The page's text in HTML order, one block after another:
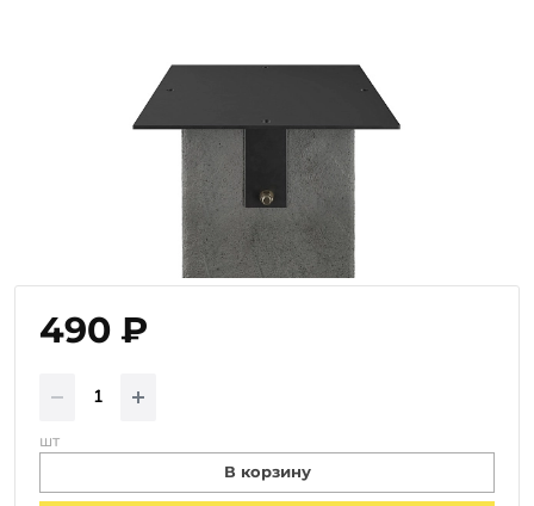
Программа лояльности
Вакансии
Калькулятор ЖБ свай
Заказать звонок
490 ₽
шт
В корзину